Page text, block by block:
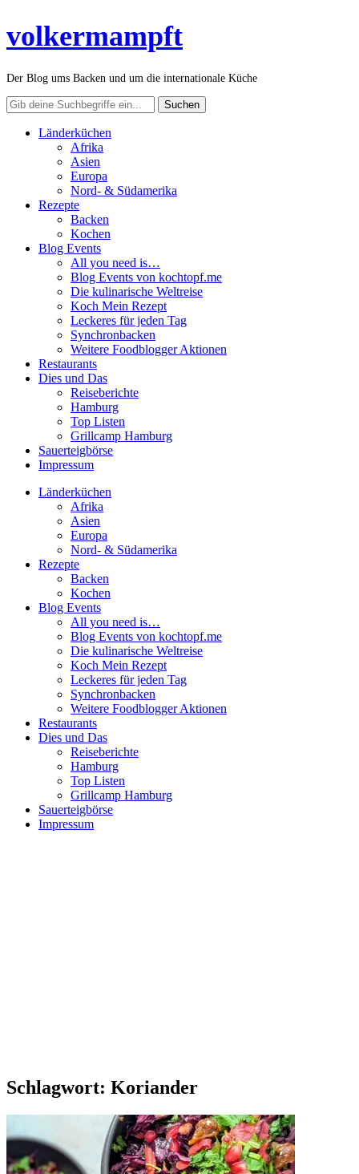
volkermampft
Der Blog ums Backen und um die internationale Küche
Länderküchen
Afrika
Asien
Europa
Nord- & Südamerika
Rezepte
Backen
Kochen
Blog Events
All you need is…
Blog Events von kochtopf.me
Die kulinarische Weltreise
Koch Mein Rezept
Leckeres für jeden Tag
Synchronbacken
Weitere Foodblogger Aktionen
Restaurants
Dies und Das
Reiseberichte
Hamburg
Top Listen
Grillcamp Hamburg
Sauerteigbörse
Impressum
Länderküchen
Afrika
Asien
Europa
Nord- & Südamerika
Rezepte
Backen
Kochen
Blog Events
All you need is…
Blog Events von kochtopf.me
Die kulinarische Weltreise
Koch Mein Rezept
Leckeres für jeden Tag
Synchronbacken
Weitere Foodblogger Aktionen
Restaurants
Dies und Das
Reiseberichte
Hamburg
Top Listen
Grillcamp Hamburg
Sauerteigbörse
Impressum
Schlagwort: Koriander